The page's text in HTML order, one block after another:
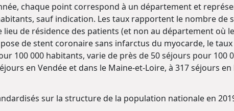
chaque point correspond à un département et
sauf indication. Les taux rapportent le nombre de
de résidence des patients (et non au département où
de stent coronaire sans infarctus du myocarde, le
100 000 habitants, varie de près de 50 séjours pour 100
en Vendée et dans le Maine-et-Loire, à 317 séjours
sur la structure de la population nationale en